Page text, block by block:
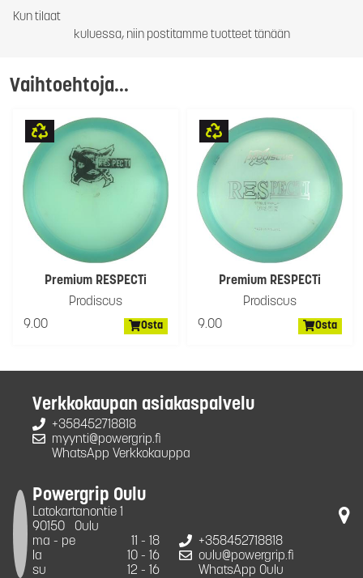
Kun tilaat
kuluessa, niin postitamme tuotteet tänään
Vaihtoehtoja...
Premium RESPECTi
Prodiscus
9.00
Osta
Premium RESPECTi
Prodiscus
9.00
Osta
Verkkokaupan asiakaspalvelu
+358452718818
myynti@powergrip.fi
WhatsApp Verkkokauppa
Powergrip Oulu
Latokartanontie 1
90150
Oulu
ma - pe
11 - 18
la
10 - 16
su
12 - 16
+358452718818
oulu@powergrip.fi
WhatsApp Oulu